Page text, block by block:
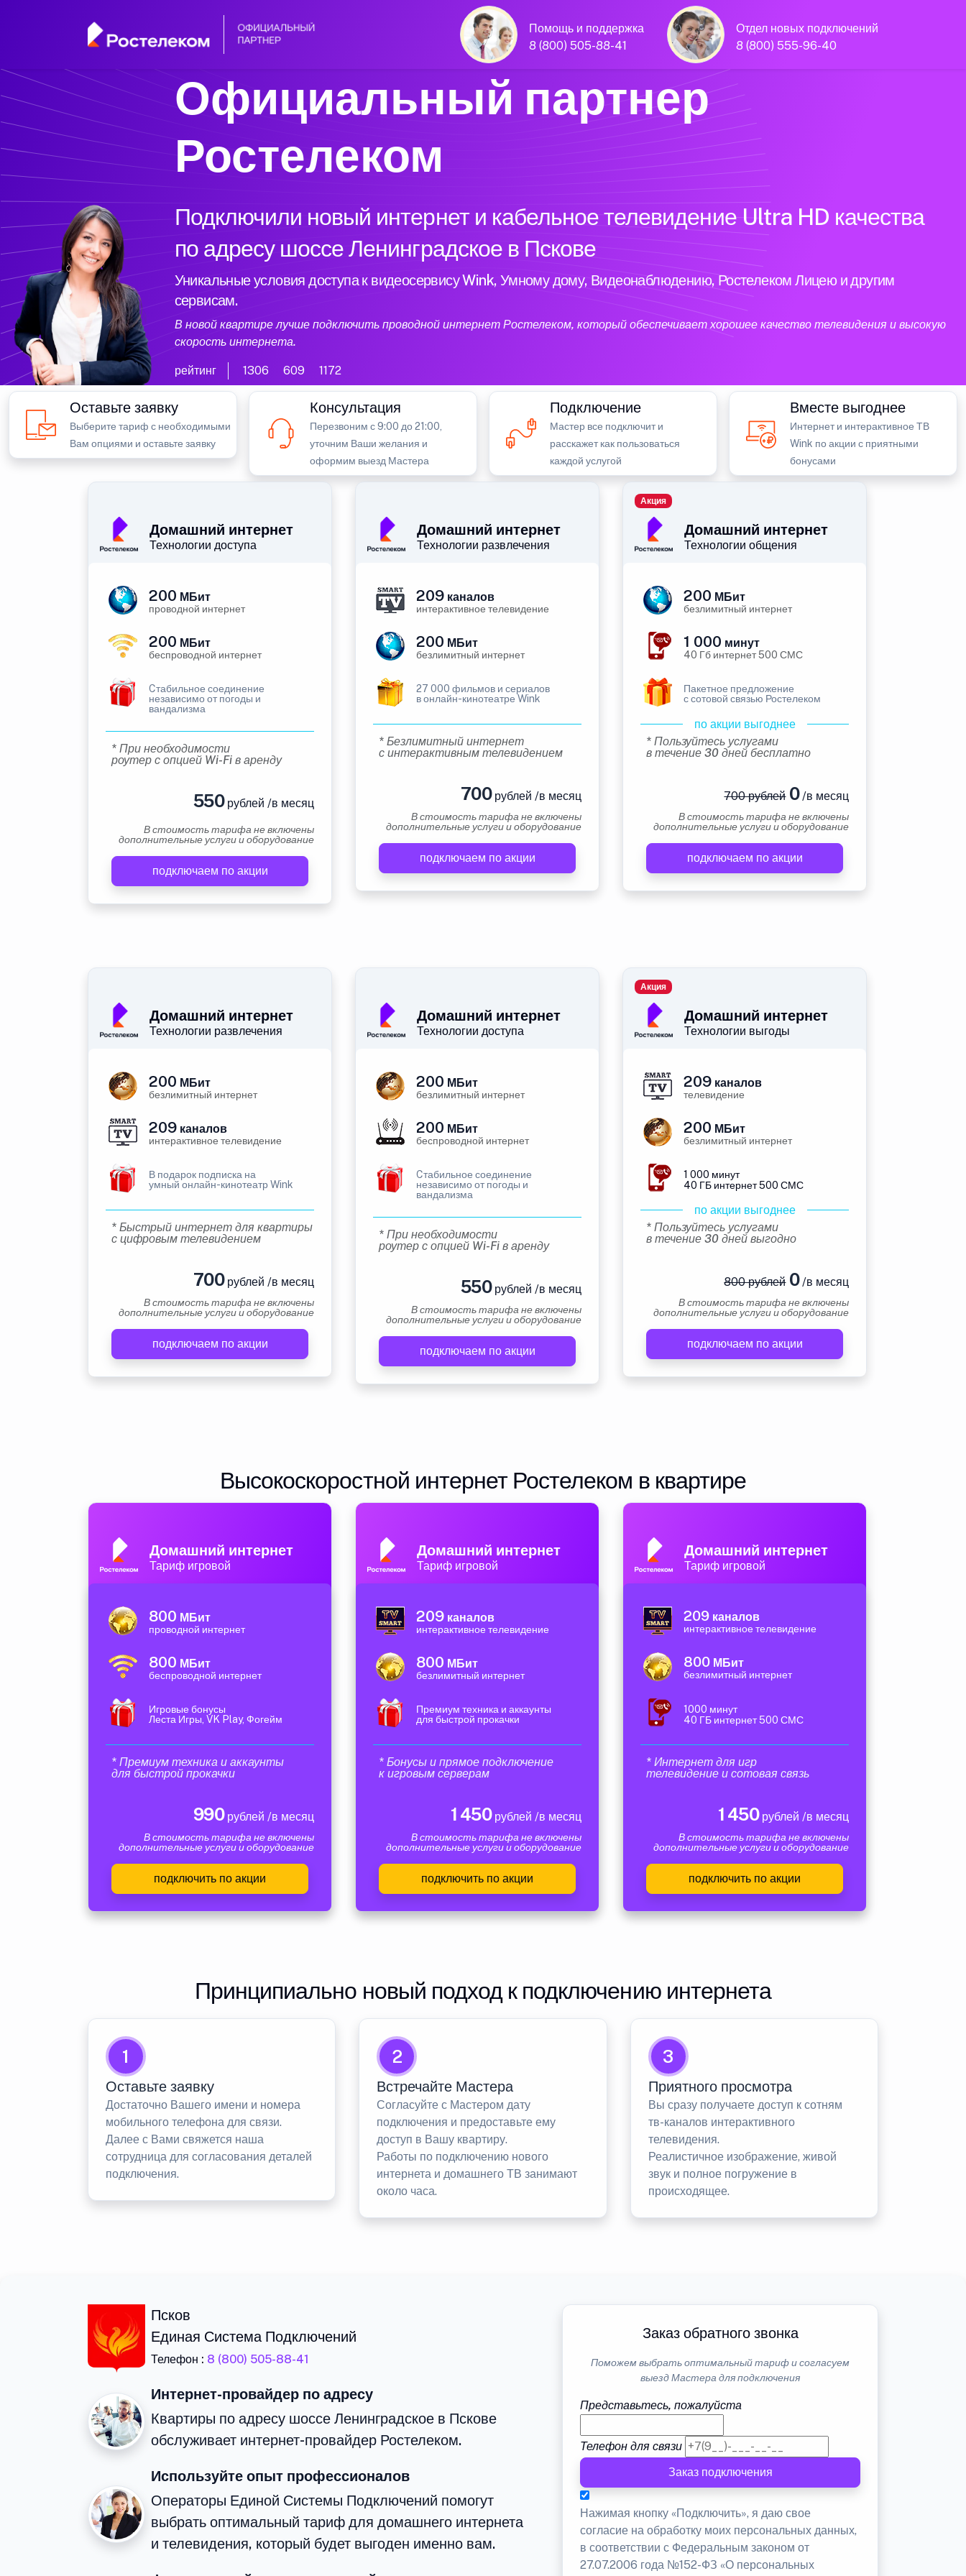
Помощь и поддержка
8 (800) 505-88-41
Отдел новых подключений
8 (800) 555-96-40
Официальный партнер
Ростелеком
Подключили новый интернет и кабельное телевидение Ultra HD качества
по адресу шоссе Ленинградское в Пскове
Уникальные условия доступа к видеосервису Wink, Умному дому, Видеонаблюдению, Ростелеком Лицею и другим
сервисам.
В новой квартире лучше подключить проводной интернет Ростелеком, который обеспечивает хорошее качество телевидения и высокую
скорость интернета.
рейтинг 1306 609 1172
Оставьте заявку
Выберите тариф с необходимыми
Вам опциями и оставьте заявку
Консультация
Перезвоним с 9:00 до 21:00,
уточним Ваши желания и
оформим выезд Мастера
Подключение
Мастер все подключит и
расскажет как пользоваться
каждой услугой
Вместе выгоднее
Интернет и интерактивное ТВ
Wink по акции с приятными
бонусами
Домашний интернет
Технологии доступа
200 МБит
проводной интернет
200 МБит
беспроводной интернет
Cтабильное соединение
независимо от погоды и
вандализма
* При необходимости
роутер с опцией Wi-Fi в аренду
550рублей /в месяц
В стоимость тарифа не включены
дополнительные услуги и оборудование
подключаем по акции
Домашний интернет
Технологии развлечения
209 каналов
интерактивное телевидение
200 МБит
безлимитный интернет
27 000 фильмов и сериалов
в онлайн-кинотеатре Wink
* Безлимитный интернет
с интерактивным телевидением
700рублей /в месяц
В стоимость тарифа не включены
дополнительные услуги и оборудование
подключаем по акции
Домашний интернет
Технологии общения
Акция
200 МБит
безлимитный интернет
1 000 минут
40 Гб интернет 500 СМС
Пакетное предложение
с сотовой связью Ростелеком
по акции выгоднее
* Пользуйтесь услугами
в течение 30 дней бесплатно
700 рублей0/в месяц
В стоимость тарифа не включены
дополнительные услуги и оборудование
подключаем по акции
Домашний интернет
Технологии развлечения
200 МБит
безлимитный интернет
209 каналов
интерактивное телевидение
В подарок подписка на
умный онлайн-кинотеатр Wink
* Быстрый интернет для квартиры
с цифровым телевидением
700рублей /в месяц
В стоимость тарифа не включены
дополнительные услуги и оборудование
подключаем по акции
Домашний интернет
Технологии доступа
200 МБит
безлимитный интернет
200 МБит
беспроводной интернет
Cтабильное соединение
независимо от погоды и
вандализма
* При необходимости
роутер с опцией Wi-Fi в аренду
550рублей /в месяц
В стоимость тарифа не включены
дополнительные услуги и оборудование
подключаем по акции
Домашний интернет
Технологии выгоды
Акция
209 каналов
телевидение
200 МБит
безлимитный интернет
1 000 минут
40 ГБ интернет 500 СМС
по акции выгоднее
* Пользуйтесь услугами
в течение 30 дней выгодно
800 рублей0/в месяц
В стоимость тарифа не включены
дополнительные услуги и оборудование
подключаем по акции
Высокоскоростной интернет Ростелеком в квартире
Домашний интернет
Тариф игровой
800 МБит
проводной интернет
800 МБит
беспроводной интернет
Игровые бонусы
Леста Игры, VK Play, Фогейм
* Премиум техника и аккаунты
для быстрой прокачки
990рублей /в месяц
В стоимость тарифа не включены
дополнительные услуги и оборудование
подключить по акции
Домашний интернет
Тариф игровой
209 каналов
интерактивное телевидение
800 МБит
безлимитный интернет
Премиум техника и аккаунты
для быстрой прокачки
* Бонусы и прямое подключение
к игровым серверам
1 450рублей /в месяц
В стоимость тарифа не включены
дополнительные услуги и оборудование
подключить по акции
Домашний интернет
Тариф игровой
209 каналов
интерактивное телевидение
800 МБит
безлимитный интернет
1000 минут
40 ГБ интернет 500 СМС
* Интернет для игр
телевидение и сотовая связь
1 450рублей /в месяц
В стоимость тарифа не включены
дополнительные услуги и оборудование
подключить по акции
Принципиально новый подход к подключению интернета
1
Оставьте заявку
Достаточно Вашего имени и номера
мобильного телефона для связи.
Далее с Вами свяжется наша
сотрудница для согласования деталей
подключения.
2
Встречайте Мастера
Согласуйте с Мастером дату
подключения и предоставьте ему
доступ в Вашу квартиру.
Работы по подключению нового
интернета и домашнего ТВ занимают
около часа.
3
Приятного просмотра
Вы сразу получаете доступ к сотням
тв-каналов интерактивного
телевидения.
Реалистичное изображение, живой
звук и полное погружение в
происходящее.
Псков
Единая Система Подключений
Телефон : 8 (800) 505-88-41
Интернет-провайдер по адресу
Квартиры по адресу шоссе Ленинградское в Пскове
обслуживает интернет-провайдер Ростелеком.
Используйте опыт профессионалов
Операторы Единой Системы Подключений помогут
выбрать оптимальный тариф для домашнего интернета
и телевидения, который будет выгоден именно вам.
Заказ обратного звонка
Поможем выбрать оптимальный тариф и согласуем
выезд Мастера для подключения
Представьтесь, пожалуйста
Телефон для связи
Заказ подключения
Нажимая кнопку «Подключить», я даю свое
согласие на обработку моих персональных данных,
в соответствии с Федеральным законом от
27.07.2006 года №152-ФЗ «О персональных